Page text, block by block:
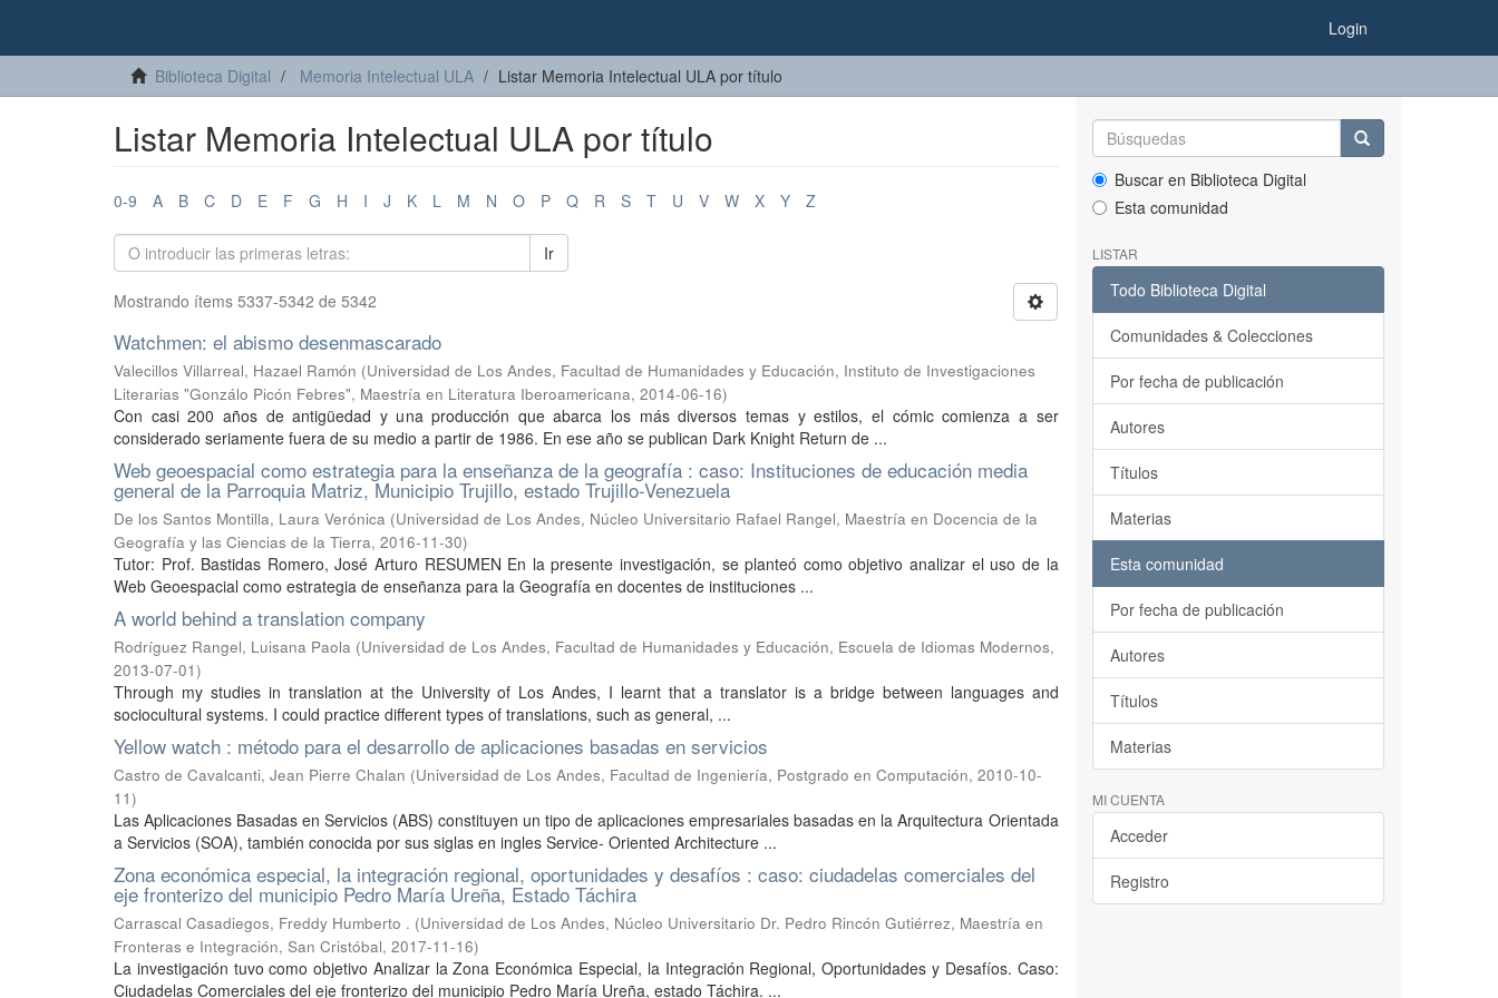
Login
Biblioteca Digital Memoria Intelectual ULA Listar Memoria Intelectual ULA por título
Listar Memoria Intelectual ULA por título
0-9 A B C D E F G H I J K L M N O P Q R S T U V W X Y Z
Ir
Mostrando ítems 5337-5342 de 5342
Watchmen: el abismo desenmascarado
Valecillos Villarreal, Hazael Ramón (Universidad de Los Andes, Facultad de Humanidades y Educación, Instituto de Investigaciones
Literarias "Gonzálo Picón Febres", Maestría en Literatura Iberoamericana, 2014-06-16)
Con casi 200 años de antigüedad y una producción que abarca los más diversos temas y estilos, el cómic comienza a ser
considerado seriamente fuera de su medio a partir de 1986. En ese año se publican Dark Knight Return de ...
Web geoespacial como estrategia para la enseñanza de la geografía : caso: Instituciones de educación media
general de la Parroquia Matriz, Municipio Trujillo, estado Trujillo-Venezuela
De los Santos Montilla, Laura Verónica (Universidad de Los Andes, Núcleo Universitario Rafael Rangel, Maestría en Docencia de la
Geografía y las Ciencias de la Tierra, 2016-11-30)
Tutor: Prof. Bastidas Romero, José Arturo RESUMEN En la presente investigación, se planteó como objetivo analizar el uso de la
Web Geoespacial como estrategia de enseñanza para la Geografía en docentes de instituciones ...
A world behind a translation company
Rodríguez Rangel, Luisana Paola (Universidad de Los Andes, Facultad de Humanidades y Educación, Escuela de Idiomas Modernos,
2013-07-01)
Through my studies in translation at the University of Los Andes, I learnt that a translator is a bridge between languages and
sociocultural systems. I could practice different types of translations, such as general, ...
Yellow watch : método para el desarrollo de aplicaciones basadas en servicios
Castro de Cavalcanti, Jean Pierre Chalan (Universidad de Los Andes, Facultad de Ingeniería, Postgrado en Computación, 2010-10-
11)
Las Aplicaciones Basadas en Servicios (ABS) constituyen un tipo de aplicaciones empresariales basadas en la Arquitectura Orientada
a Servicios (SOA), también conocida por sus siglas en ingles Service- Oriented Architecture ...
Zona económica especial, la integración regional, oportunidades y desafíos : caso: ciudadelas comerciales del
eje fronterizo del municipio Pedro María Ureña, Estado Táchira
Carrascal Casadiegos, Freddy Humberto . (Universidad de Los Andes, Núcleo Universitario Dr. Pedro Rincón Gutiérrez, Maestría en
Fronteras e Integración, San Cristóbal, 2017-11-16)
La investigación tuvo como objetivo Analizar la Zona Económica Especial, la Integración Regional, Oportunidades y Desafíos. Caso:
Ciudadelas Comerciales del eje fronterizo del municipio Pedro María Ureña, estado Táchira. ...
Buscar en Biblioteca Digital
Esta comunidad
LISTAR
Todo Biblioteca Digital
Comunidades & Colecciones
Por fecha de publicación
Autores
Títulos
Materias
Esta comunidad
Por fecha de publicación
Autores
Títulos
Materias
MI CUENTA
Acceder
Registro